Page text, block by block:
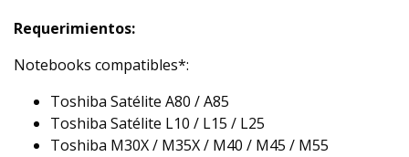
Requerimientos:
Notebooks compatibles*:
Toshiba Satélite A80 / A85
Toshiba Satélite L10 / L15 / L25
Toshiba M30X / M35X / M40 / M45 / M55